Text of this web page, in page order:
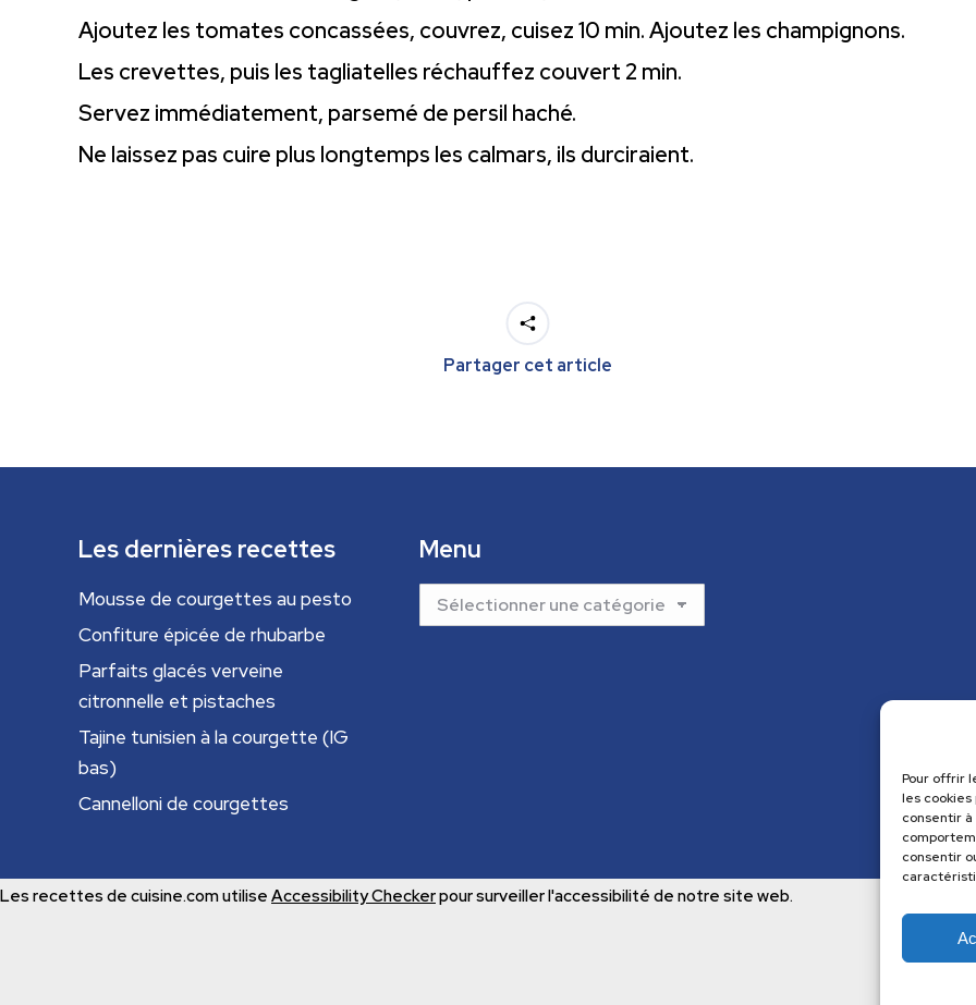
Pour offrir
les
consentir
consentir
Ajoutez les tomates concassées, couvrez, cuisez 10 min. Ajoutez les champignons.
Les crevettes, puis les tagliatelles réchauffez couvert 2 min.
Servez immédiatement, parsemé de persil haché.
Ne laissez pas cuire plus longtemps les calmars, ils durciraient.
Partager cet article
Les dernières recettes
Mousse de courgettes au pesto
Confiture épicée de rhubarbe
Parfaits glacés verveine
citronnelle et pistaches
Tajine tunisien à la courgette (IG
bas)
Cannelloni de courgettes
Menu
Menu
Les recettes de cuisine.com utilise Accessibility Checkerpour surveiller l'accessibilité de notre site web.